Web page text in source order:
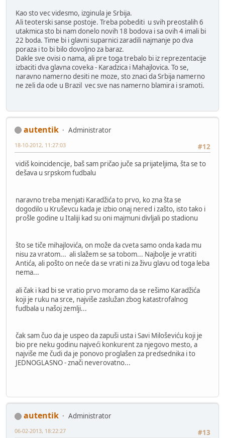
Kao sto vec videsmo, izginula je Srbija.
Ali teoterski sanse postoje. Treba pobediti u svih preostalih 6
utakmica sto bi nam donelo novih 18 bodova i sa ovih 4 imali bi
22 boda. Time bi i glavni suparnici zaradili najmanje po dva
poraza i to bi bilo dovoljno za baraz.
Dakle sve ovisi o nama, ali pre toga trebalo bi iz reprezentacije
izbaciti dva glavna coveka - Karadzica i Mahajlovica. To se,
naravno namerno desiti ne moze, sto znaci da Srbija namerno
ne zeli da ode u Brazil vec sve nas namerno blamira i sramoti.
autentik
Administrator
#12
18-10-2012, 11:27:03
vidiš koincidencije, baš sam pričao juče sa prijateljima, šta se to
dešava u srpskom fudbalu
naravno treba menjati Karadžića to prvo, ko zna šta se
dogodilo u Kruševcu kada je izbio onaj nered i zašto, isto tako i
prošle godine u Italiji kad su oni majmuni divljali po stadionu
što se tiče mihajlovića, on može da cveta samo onda kada mu
nisu za vratom... ali slažem se sa tobom... Najbolje je vratiti
Antića, ali pošto on neće da se vrati ni za živu glavu od toga leba
nema...
ali čak i kad bi se vratio prvo moramo da se rešimo Karadžića
koji je ruku na srce, najviše zaslužan zbog katastrofalnog
fudbala u našoj zemlji...
čak sam čuo da je uspeo da zapuši usta i Savi Miloševiću koji je
bio pre neku godinu najveći konkurent za njegovo mesto, a
najviše me čudi da je ponovo proglašen za predsednika i to
JEDNOGLASNO - znači neverovatno...
autentik
Administrator
#13
06-02-2013, 18:22:27